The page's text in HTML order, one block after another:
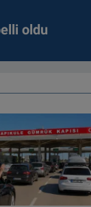
oldu